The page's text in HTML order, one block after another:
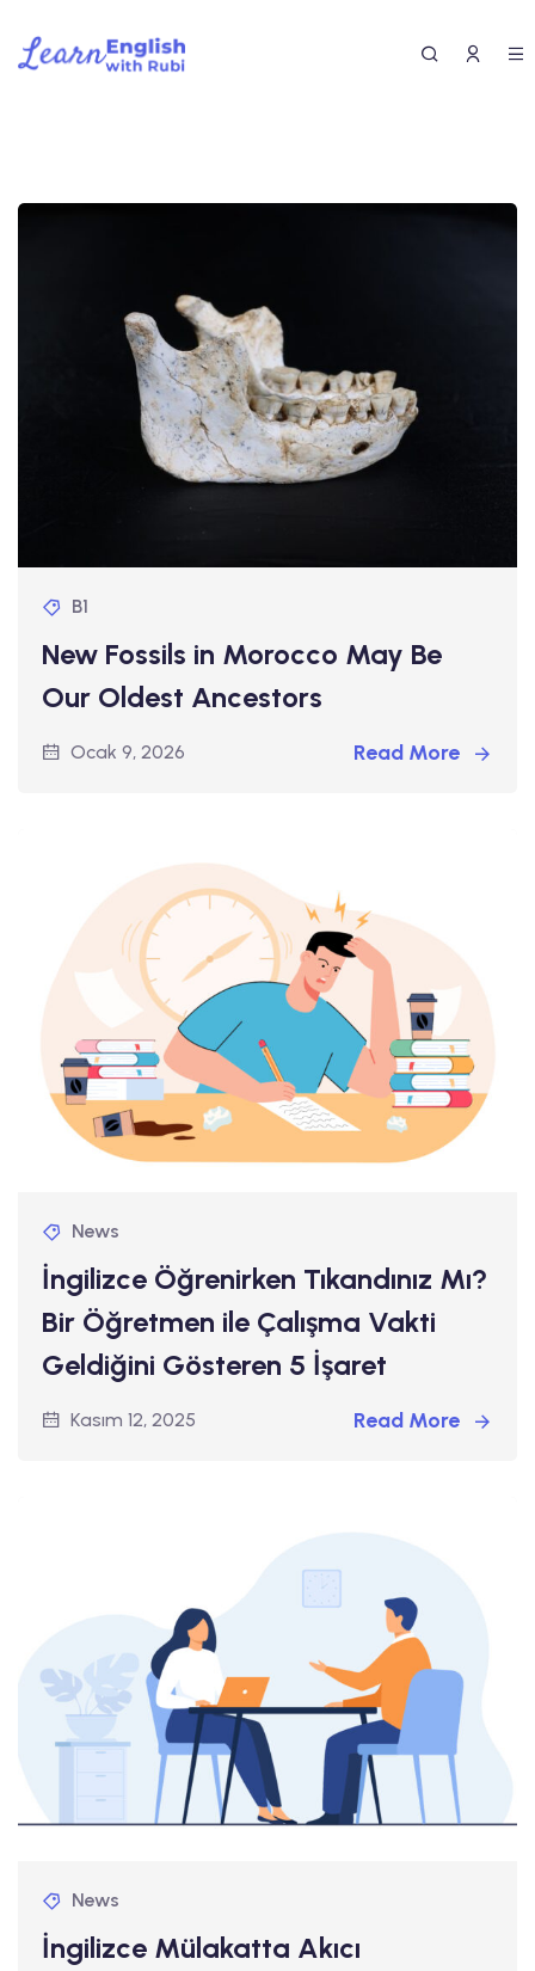
B1
New Fossils in Morocco May Be
Our Oldest Ancestors
Ocak 9, 2026 Read More
News
İngilizce Öğrenirken Tıkandınız Mı?
Bir Öğretmen ile Çalışma Vakti
Geldiğini Gösteren 5 İşaret
Kasım 12, 2025 Read More
News
İngilizce Mülakatta Akıcı